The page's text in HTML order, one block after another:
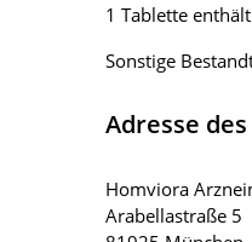
1 Tablette
Sonstige
Adresse
Homviora
Arabellastraße 5